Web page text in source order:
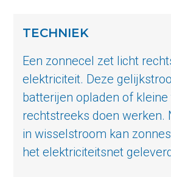
TECHNIEK
Een zonnecel zet licht
elektriciteit. Deze
batterijen opladen of
rechtstreeks doen werken.
in wisselstroom kan
het elektriciteitsnet